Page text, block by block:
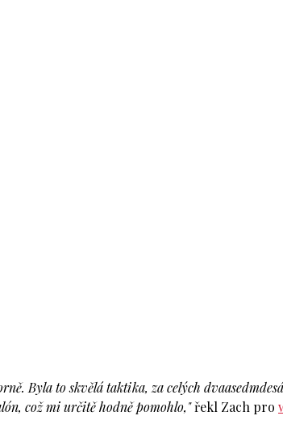
Byla to skvělá taktika, za celých
což mi určitě hodně pomohlo,"řekl Zach pro